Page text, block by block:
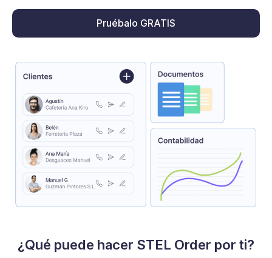
Pruébalo GRATIS
¿Qué puede hacer STEL Order por ti?